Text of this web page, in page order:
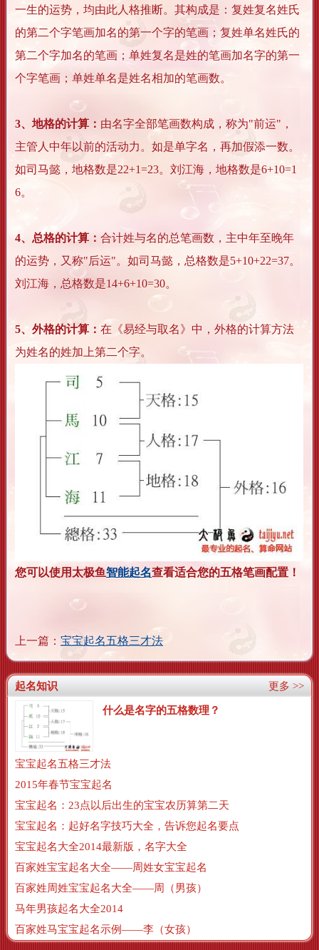
一生的运势，均由此人格推断。其构成是：复姓复名姓氏
的第二个字笔画加名的第一个字的笔画；复姓单名姓氏的
第二个字加名的笔画；单姓复名是姓的笔画加名字的第一
个字笔画；单姓单名是姓名相加的笔画数。
3、地格的计算： 由名字全部笔画数构成，称为"前运"，
主管人中年以前的活动力。如是单字名，再加假添一数。
如司马懿，地格数是22+1=23。刘江海，地格数是6+10=1
6。
4、总格的计算： 合计姓与名的总笔画数，主中年至晚年
的运势，又称"后运"。如司马懿，总格数是5+10+22=37。
刘江海，总格数是14+6+10=30。
5、外格的计算： 在《易经与取名》中，外格的计算方法
为姓名的姓加上第二个字。
您可以使用太极鱼智能起名查看适合您的五格笔画配置！
上一篇： 宝宝起名五格三才法
更多 >>
起名知识
什么是名字的五格数理？
宝宝起名五格三才法
2015年春节宝宝起名
宝宝起名：23点以后出生的宝宝农历算第二天
宝宝起名：起好名字技巧大全，告诉您起名要点
宝宝起名大全2014最新版，名字大全
百家姓宝宝起名大全——周姓女宝宝起名
百家姓周姓宝宝起名大全——周（男孩）
马年男孩起名大全2014
百家姓马宝宝起名示例——李（女孩）